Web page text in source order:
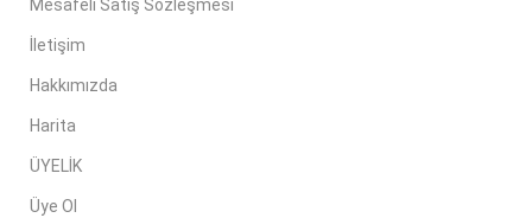
Mesafeli Satış Sözleşmesi
İletişim
Hakkımızda
Harita
ÜYELİK
Üye Ol